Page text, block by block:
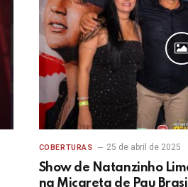
COBERTURAS 25 de abril de 2025
Show de Natanzinho
na Micareta de Pau